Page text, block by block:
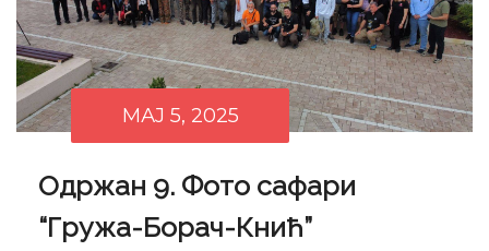
МАЈ 5, 2025
Одржан 9. Фото сафари
“Гружа-Борач-Кнић”